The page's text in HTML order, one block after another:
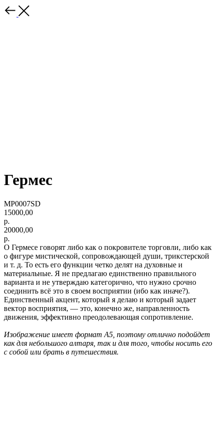
Гермес
MP0007SD
15000,00
р.
20000,00
р.
О Гермесе говорят либо как о покровителе торговли, либо как
о фигуре мистической, сопровождающей души, трикстерской
и т. д. То есть его функции четко делят на духовные и
материальные. Я не предлагаю единственно правильного
варианта и не утверждаю категорично, что нужно срочно
соединить всё это в своем восприятии (ибо как иначе?).
Единственный акцент, который я делаю и который задает
вектор восприятия, — это, конечно же, направленность
движения, эффективно преодолевающая сопротивление.
Изображение имеет формат А5, поэтому отлично подойдет
как для небольшого алтаря, так и для того, чтобы носить его
с собой или брать в путешествия.